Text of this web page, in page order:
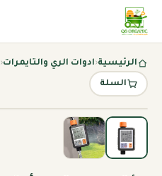
الرئيسية‹ادوات الري والتايمرات‹
السلة